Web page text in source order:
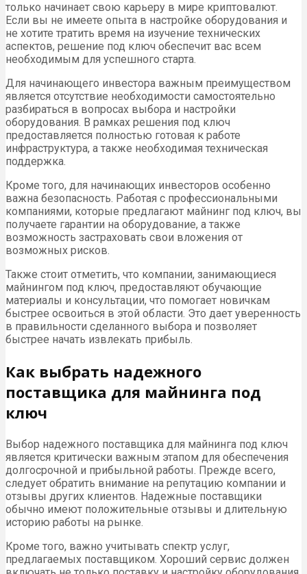
только начинает свою карьеру в мире криптовалют.
Если вы не имеете опыта в настройке оборудования и
не хотите тратить время на изучение технических
аспектов, решение под ключ обеспечит вас всем
необходимым для успешного старта.
Для начинающего инвестора важным преимуществом
является отсутствие необходимости самостоятельно
разбираться в вопросах выбора и настройки
оборудования. В рамках решения под ключ
предоставляется полностью готовая к работе
инфраструктура, а также необходимая техническая
поддержка.
Кроме того, для начинающих инвесторов особенно
важна безопасность. Работая с профессиональными
компаниями, которые предлагают майнинг под ключ, вы
получаете гарантии на оборудование, а также
возможность застраховать свои вложения от
возможных рисков.
Также стоит отметить, что компании, занимающиеся
майнингом под ключ, предоставляют обучающие
материалы и консультации, что помогает новичкам
быстрее освоиться в этой области. Это дает уверенность
в правильности сделанного выбора и позволяет
быстрее начать извлекать прибыль.
Как выбрать надежного
поставщика для майнинга под
ключ
Выбор надежного поставщика для майнинга под ключ
является критически важным этапом для обеспечения
долгосрочной и прибыльной работы. Прежде всего,
следует обратить внимание на репутацию компании и
отзывы других клиентов. Надежные поставщики
обычно имеют положительные отзывы и длительную
историю работы на рынке.
Кроме того, важно учитывать спектр услуг,
предлагаемых поставщиком. Хороший сервис должен